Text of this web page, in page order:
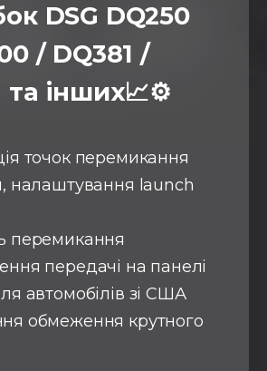
DSG DQ250
/ DQ381 /
та інших📈⚙️
точок перемикання
налаштування launch
перемикання
передачі на панелі
автомобілів зі США
обмеження крутного